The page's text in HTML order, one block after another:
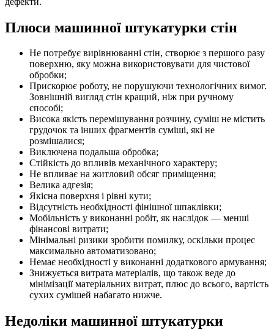
Плюси машинної штукатурки стін
Не потребує вирівнюванні стін, створює з першого разу
поверхню, яку можна використовувати для чистової
обробки;
Прискорює роботу, не порушуючи технологічних вимог.
Зовнішній вигляд стін кращий, ніж при ручному
способі;
Висока якість перемішування розчину, суміш не містить
грудочок та інших фрагментів суміші, які не
розмішалися;
Виключена подальша обробка;
Стійкість до впливів механічного характеру;
Не впливає на житловий обсяг приміщення;
Велика адгезія;
Якісна поверхня і рівні кути;
Відсутність необхідності фінішної шпаклівки;
Мобільність у виконанні робіт, як наслідок — менші
фінансові витрати;
Мінімальні ризики зробити помилку, оскільки процес
максимально автоматизовано;
Немає необхідності у виконанні додаткового армування;
Знижується витрата матеріалів, що також веде до
мінімізації матеріальних витрат, плюс до всього, вартість
сухих сумішей набагато нижче.
Недоліки машинної штукатурки